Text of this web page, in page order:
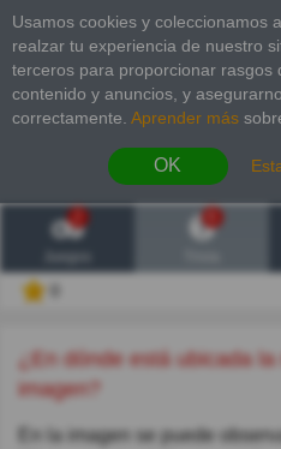
Usamos cookies y coleccionamos
realzar tu experiencia de nuestro
terceros para proporcionar rasgos
contenido y anuncios, y
correctamente. Aprender más
OK
2
¿En dónde está ubicada la montaña mostrada en la
imagen?
En la imagen se puede